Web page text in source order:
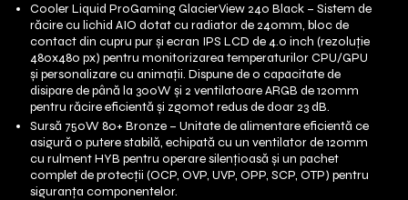
Cooler Liquid ProGaming GlacierView 240 Black – Sistem de
răcire cu lichid AIO dotat cu radiator de 240mm, bloc de
contact din cupru pur și ecran IPS LCD de 4.0 inch (rezoluție
480x480 px) pentru monitorizarea temperaturilor CPU/GPU
și personalizare cu animații. Dispune de o capacitate de
disipare de până la 300W și 2 ventilatoare ARGB de 120mm
pentru răcire eficientă și zgomot redus de doar 23 dB.
Sursă 750W 80+ Bronze – Unitate de alimentare eficientă ce
asigură o putere stabilă, echipată cu un ventilator de 120mm
cu rulment HYB pentru operare silențioasă și un pachet
complet de protecții (OCP, OVP, UVP, OPP, SCP, OTP) pentru
siguranța componentelor.